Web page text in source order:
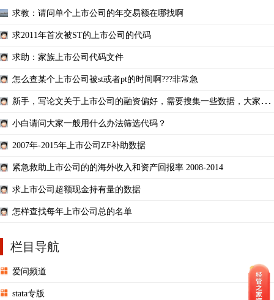
求教：请问单个上市公司的年交易额在哪找啊
求2011年首次被ST的上市公司的代码
求助：家族上市公司代码文件
怎么查某个上市公司被st或者pt的时间啊???非常急
新手，写论文关于上市公司的融资偏好，需要搜集一些数据，大家有
小白请问大家一般用什么办法筛选代码？
2007年-2015年上市公司ZF补助数据
紧急救助上市公司的的海外收入和资产回报率 2008-2014
求上市公司超额现金持有量的数据
怎样查找每年上市公司总的名单
栏目导航
爱问频道
stata专版